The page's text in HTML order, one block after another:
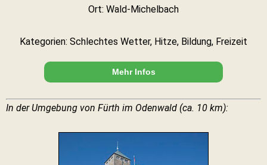
Ort: Wald-Michelbach
Kategorien: Schlechtes Wetter, Hitze, Bildung, Freizeit
Mehr Infos
In der Umgebung von Fürth im Odenwald (ca. 10 km):